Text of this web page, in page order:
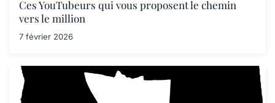
Ces YouTubeurs qui vous proposent le chemin
vers le million
7 février 2026